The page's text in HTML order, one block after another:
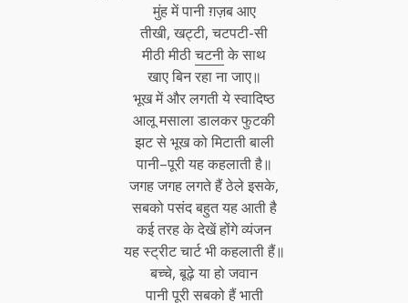
मुंह में पानी ग़ज़ब आए
तीखी, खट्टी, चटपटी-सी
मीठी मीठीचटनीके साथ
खाए बिन रहा ना जाए॥
भूख में और लगती ये स्वादिष्ठ
आलू मसाला डालकर फुटकी
झट से भूख को मिटाती बाली
पानी–पूरी यह कहलाती है॥
जगह जगह लगते हैं ठेले इसके,
सबको पसंद बहुत यह आती है
कई तरह के देखें होंगे व्यंजन
यह स्ट्रीट चार्ट भी कहलाती हैं॥
बच्चे, बूढ़े या हो जवान
पानी पूरी सबको हैं भाती